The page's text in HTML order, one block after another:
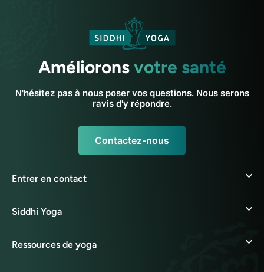
Amélioronsvotre santé
N'hésitez pas à nous poser vos questions. Nous serons
ravis d'y répondre.
Contactez-nous
Entrer en contact
Siddhi Yoga
Ressources de yoga